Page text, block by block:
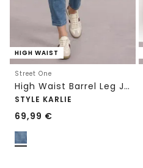
HIGH WAIST
Street One
High Waist Barrel Leg Jeans im Loose Fit
STYLE KARLIE
69,99 €